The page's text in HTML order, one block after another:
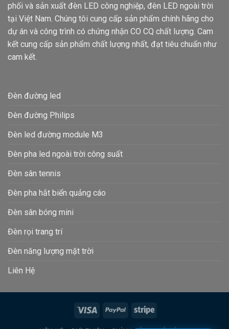
phối và sản xuất đèn LED công nghiệp, đèn LED ngoài trời
tại Việt Nam. Chúng tôi cung cấp sản phẩm chính hãng cho
dự án và công trình có chứng nhận CO CQ chất lượng. Cam
kết cung cấp sản phẩm chất lượng nhất, đạt tiêu chuẩn như
cam kết.
Đèn đường led
Đèn đường Philips
Đèn led đường module M3
Đèn pha led ngoài trời công suất
Đèn sân tennis
Đèn pha hắt biển quảng cáo
Đèn sân bóng mini
Đèn rọi trang trí
Đèn năng lượng mặt trời
Liên Hệ